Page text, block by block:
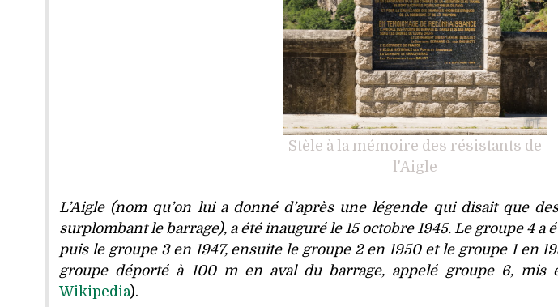
Stèle à la mémoire des résistants de
l'Aigle
L’Aigle (nom qu’on lui a donné d’après une légende qui disait que
surplombant le barrage), a été inauguré le 15 octobre 1945. Le groupe 4 a
puis le groupe 3 en 1947, ensuite le groupe 2 en 1950 et le groupe 1 en
groupe déporté à 100 m en aval du barrage, appelé groupe 6, mis
Wikipedia).